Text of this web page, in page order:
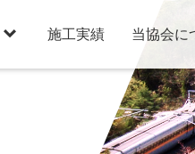
 施工実績 当協会に